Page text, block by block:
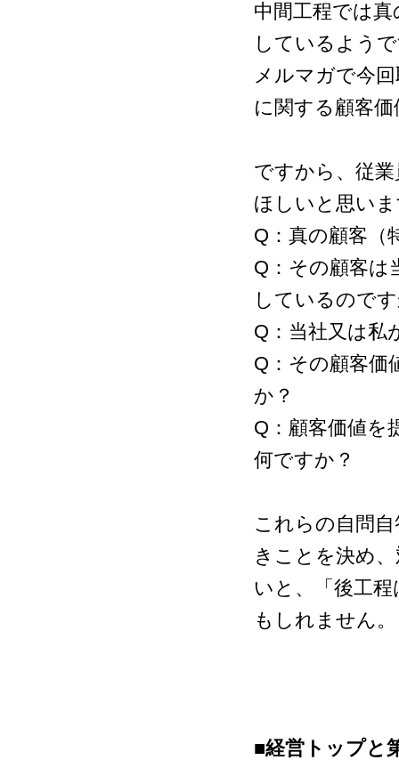
中間工程では
しているよう
メルマガで今
に関する顧客
ですから、従
ほしいと思い
Q：真の顧客（
Q：その顧客は
しているので
Q：当社又は私
Q：その顧客価
か？
Q：顧客価値
何ですか？
これらの自問
きことを決め
いと、「後工
もしれません。
■経営トップと